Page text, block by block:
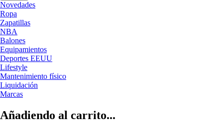
Novedades
Ropa
Zapatillas
NBA
Balones
Equipamientos
Deportes EEUU
Lifestyle
Mantenimiento físico
Liquidación
Marcas
Añadiendo al carrito...